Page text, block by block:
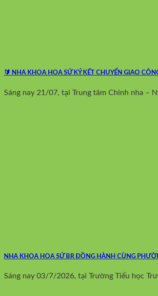
🔰 NHA KHOA HOA SỨ KÝ KẾT CHUYỂN GIAO
Sáng nay 21/07, tại Trung tâm Chỉnh nha –
NHA KHOA HOA SỨ BR ĐỒNG HÀNH CÙNG
Sáng nay 03/7/2026, tại Trường Tiểu học